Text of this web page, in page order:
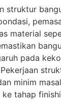
struktur
material
pada
minim
ke tahap